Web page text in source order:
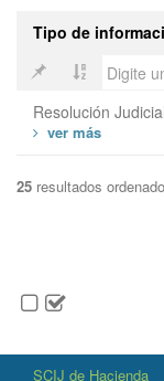
Tipo de
Resolución Judicial
25 resultados
SCIJ de Hacienda